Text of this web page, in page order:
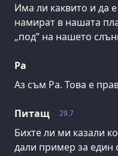
Има ли каквито и да
намират в нашата
„под” на нашето
Ра
Аз съм Ра. Това е
29.7
Питащ
Бихте ли ми казали
дали пример за един